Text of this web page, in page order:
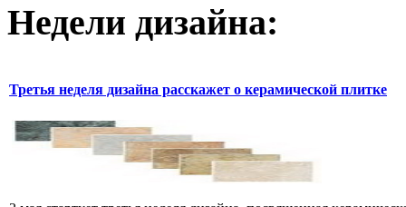
Недели дизайна:
Третья неделя дизайна расскажет о керамической плитке